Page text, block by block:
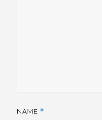
NAME *